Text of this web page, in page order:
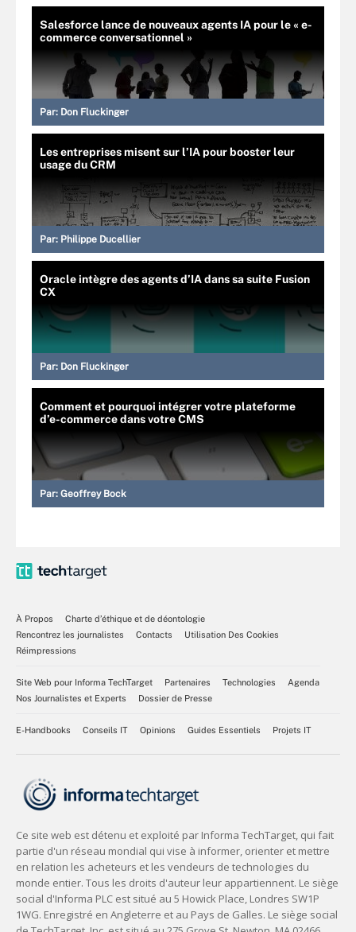
Salesforce lance de nouveaux agents IA pour le « e-
commerce conversationnel »
Par: Don Fluckinger
Les entreprises misent sur l’IA pour booster leur
usage du CRM
Par: Philippe Ducellier
Oracle intègre des agents d’IA dans sa suite Fusion
CX
Par: Don Fluckinger
Comment et pourquoi intégrer votre plateforme
d’e-commerce dans votre CMS
Par: Geoffrey Bock
À Propos
Charte d’éthique et de déontologie
Rencontrez les journalistes
Contacts
Utilisation Des Cookies
Réimpressions
Site Web pour Informa TechTarget Partenaires Technologies
Agenda
Nos Journalistes et Experts
Dossier de Presse
E-Handbooks Conseils IT Opinions Guides Essentiels Projets IT